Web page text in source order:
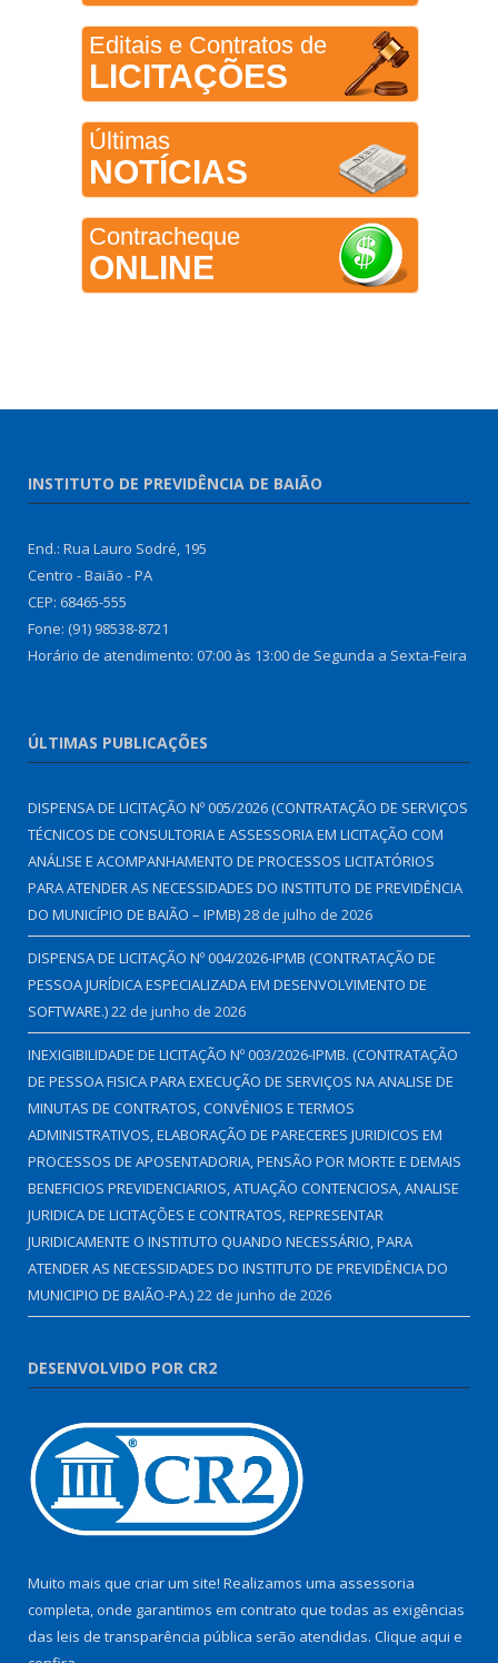
Editais e Contratos de
LICITAÇÕES
Últimas
NOTÍCIAS
Contracheque
ONLINE
INSTITUTO DE PREVIDÊNCIA DE BAIÃO
End.: Rua Lauro Sodré, 195
Centro - Baião - PA
CEP: 68465-555
Fone: (91) 98538-8721
Horário de atendimento: 07:00 às 13:00 de Segunda a Sexta-Feira
ÚLTIMAS PUBLICAÇÕES
DISPENSA DE LICITAÇÃO Nº 005/2026 (CONTRATAÇÃO DE SERVIÇOS
TÉCNICOS DE CONSULTORIA E ASSESSORIA EM LICITAÇÃO COM
ANÁLISE E ACOMPANHAMENTO DE PROCESSOS LICITATÓRIOS
PARA ATENDER AS NECESSIDADES DO INSTITUTO DE PREVIDÊNCIA
DO MUNICÍPIO DE BAIÃO – IPMB)28 de julho de 2026
DISPENSA DE LICITAÇÃO Nº 004/2026-IPMB (CONTRATAÇÃO DE
PESSOA JURÍDICA ESPECIALIZADA EM DESENVOLVIMENTO DE
SOFTWARE.)22 de junho de 2026
INEXIGIBILIDADE DE LICITAÇÃO Nº 003/2026-IPMB. (CONTRATAÇÃO
DE PESSOA FISICA PARA EXECUÇÃO DE SERVIÇOS NA ANALISE DE
MINUTAS DE CONTRATOS, CONVÊNIOS E TERMOS
ADMINISTRATIVOS, ELABORAÇÃO DE PARECERES JURIDICOS EM
PROCESSOS DE APOSENTADORIA, PENSÃO POR MORTE E DEMAIS
BENEFICIOS PREVIDENCIARIOS, ATUAÇÃO CONTENCIOSA, ANALISE
JURIDICA DE LICITAÇÕES E CONTRATOS, REPRESENTAR
JURIDICAMENTE O INSTITUTO QUANDO NECESSÁRIO, PARA
ATENDER AS NECESSIDADES DO INSTITUTO DE PREVIDÊNCIA DO
MUNICIPIO DE BAIÃO-PA.)22 de junho de 2026
DESENVOLVIDO POR CR2
Muito mais que criar um site! Realizamos uma assessoria
completa, onde garantimos em contrato que todas as exigências
das leis de transparência pública serão atendidas. Clique aqui e